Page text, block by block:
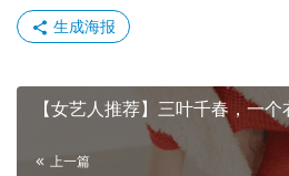
讨论只有以后挣钱了要请县上最
孩子和婆娘。得了尘肺病的工人
活，没有土地也没有存款，甚至
要村里一停电呼吸机没法运作可能
生成海报
【女艺人推荐】三叶千春，一个
上一篇